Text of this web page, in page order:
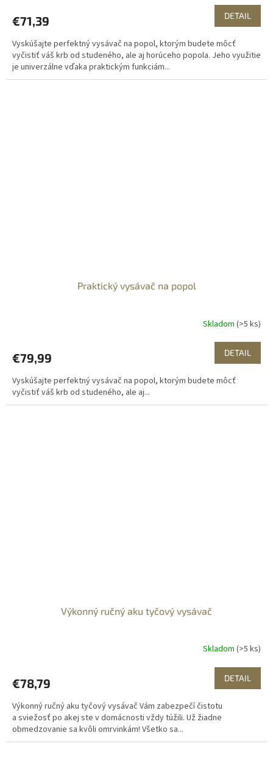
€71,39 DETAIL
Vyskúšajte perfektný vysávač na popol, ktorým budete môcť
vyčistiť váš krb od studeného, ale aj horúceho popola. Jeho využitie
je univerzálne vďaka praktickým funkciám...
Praktický vysávač na popol
Skladom (>5 ks)
€79,99 DETAIL
Vyskúšajte perfektný vysávač na popol, ktorým budete môcť
vyčistiť váš krb od studeného, ale aj...
Výkonný ručný aku tyčový vysávač
Skladom (>5 ks)
€78,79 DETAIL
Výkonný ručný aku tyčový vysávač Vám zabezpečí čistotu
a sviežosť po akej ste v domácnosti vždy túžili. Už žiadne
obmedzovanie sa kvôli omrvinkám! Všetko sa...